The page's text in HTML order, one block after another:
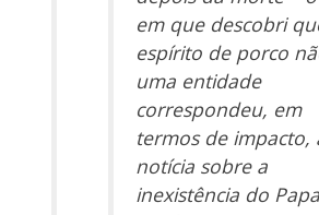
em que descobri
espírito de porco
uma entidade
correspondeu, em
termos de impacto,
notícia sobre a
inexistência do